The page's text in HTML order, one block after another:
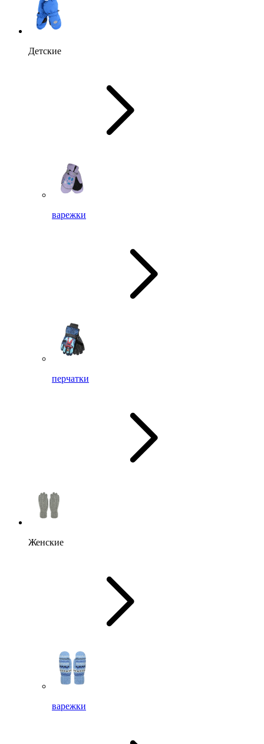
Детские
варежки
перчатки
Женские
варежки